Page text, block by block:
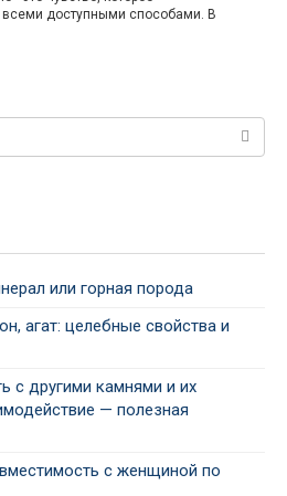
доступными способами. В
или горная порода
агат: целебные свойства и
с другими камнями и их
— полезная
с женщиной по